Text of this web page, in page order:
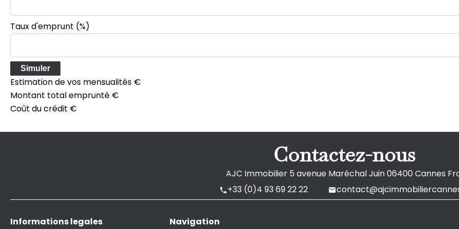
Taux d'emprunt (%)
Simuler
Estimation de vos mensualités €
Montant total emprunté €
Coût du crédit €
Contactez-nous
AJC Immobilier5 avenue Maréchal Juin06400 Cannes
+33 (0)4 93 69 22 22
Informations legales Navigation